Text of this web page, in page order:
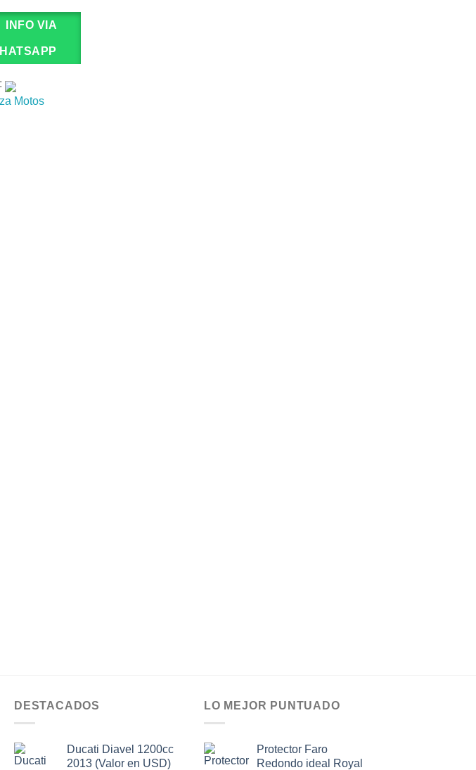
INFO VIA
Motos
DESTACADOS
Ducati Diavel 1200cc
2013 (Valor en USD)
LO MEJOR PUNTUADO
Protector Faro
Redondo ideal Royal